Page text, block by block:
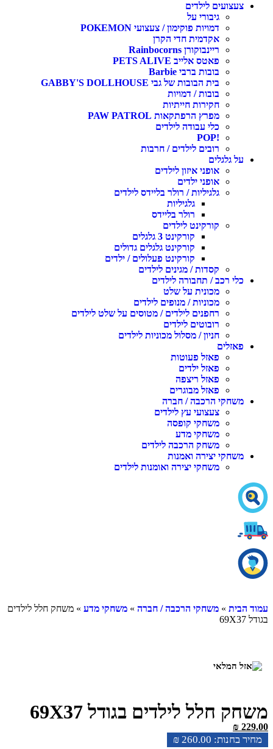
צעצועים לילדים
גיבורי על
דמויות פוקימון / צעצועי POKEMON
אקדמית חדי הקרן
ריינבוקורן Rainbocorns
פאטס אלייב PETS ALIVE
בובות ברבי Barbie
בית הבובות של גבי GABBY'S DOLLHOUSE
בובות / דמויות
חקירות חייתיות
מפרץ הרפתקאות PAW PATROL
כלי עבודה לילדים
!POP
רובים לילדים / חרבות
על גלגלים
אופני איזון לילדים
אופני ילדים
גלגיליות / רולר בליידס לילדים
גלגיליות
רולר בליידס
קורקינט לילדים
קורקינט 3 גלגלים
קורקינט גלגלים גדולים
קורקינט פעלולים / ילדים
קסדות / מגינים לילדים
כלי רכב / תחבורה לילדים
מכונית על שלט
מכוניות / מנופים לילדים
רחפנים לילדים / מטוסים על שלט לילדים
רובוטים לילדים
חניון / מסלול מכוניות לילדים
פאזלים
פאזל פעוטות
פאזל ילדים
פאזל ריצפה
פאזל מבוגרים
משחקי הרכבה / חברה
צעצועי עץ לילדים
משחקי קופסה
משחקי מדע
משחק הרכבה לילדים
משחקי יצירה ואמנות
משחקי יצירה ואומנות לילדים
עמוד הבית » משחקי הרכבה / חברה » משחקי מדע » משחק חלל לילדים
בגודל 69X37
משחק חלל לילדים בגודל 69X37
₪ 260.00
₪ 229.00